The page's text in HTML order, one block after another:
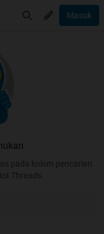
Masuk
pada kolom pencarian.
Threads.